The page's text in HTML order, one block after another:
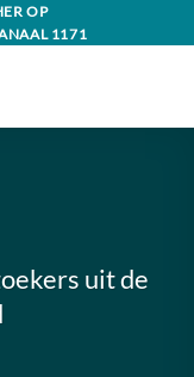
OP
1171
uit de